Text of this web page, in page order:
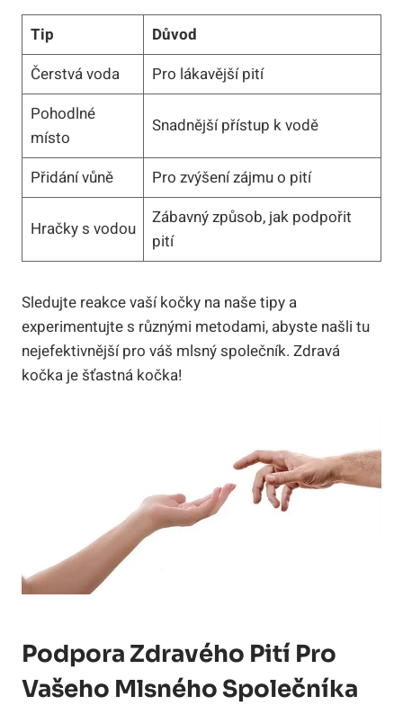
Tip
Důvod
Čerstvá voda
Pro lákavější pití
Pohodlné
místo
Snadnější přístup k vodě
Přidání vůně Pro zvýšení zájmu o pití
Hračky s vodou
Zábavný způsob, jak podpořit
pití
Sledujte reakce vaší kočky na naše tipy a
experimentujte s různými metodami, abyste našli tu
nejefektivnější pro váš mlsný společník. Zdravá
kočka je šťastná kočka!
Podpora Zdravého Pití Pro
Vašeho Mlsného Společníka